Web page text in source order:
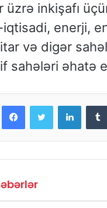
üzrə inkişafı
enerji,
və digər
sahələri əhatə